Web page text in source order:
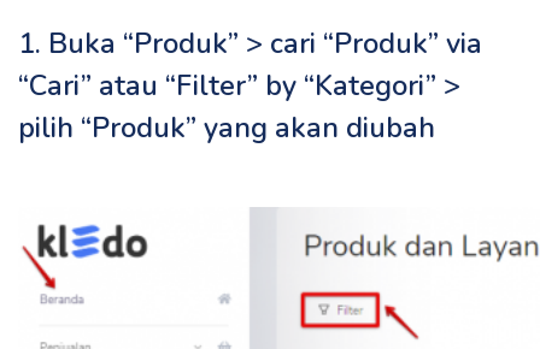
1. Buka “Produk” > cari “Produk” via
“Cari” atau “Filter” by “Kategori” >
pilih “Produk” yang akan diubah